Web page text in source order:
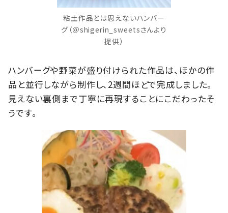
粘土作品とは思えないハンバー
グ（＠shigerin_sweetsさんより
提供）
ハンバーグや野菜が盛り付けられた作品は、ほかの作
品と並行しながら制作し、2週間ほどで完成しました。
見えない裏側まで丁寧に再現することにこだわったそ
うです。